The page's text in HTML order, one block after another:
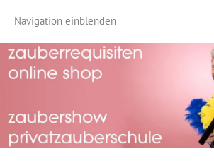
Navigation einblenden